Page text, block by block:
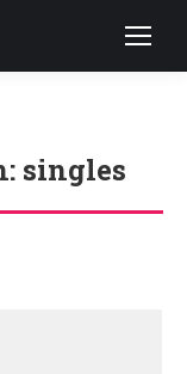
singles